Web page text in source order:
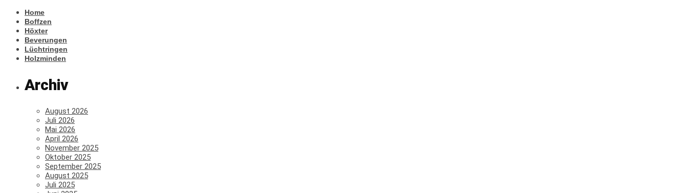
Home
Boffzen
Höxter
Beverungen
Lüchtringen
Holzminden
Archiv
August 2026
Juli 2026
Mai 2026
April 2026
November 2025
Oktober 2025
September 2025
August 2025
Juli 2025